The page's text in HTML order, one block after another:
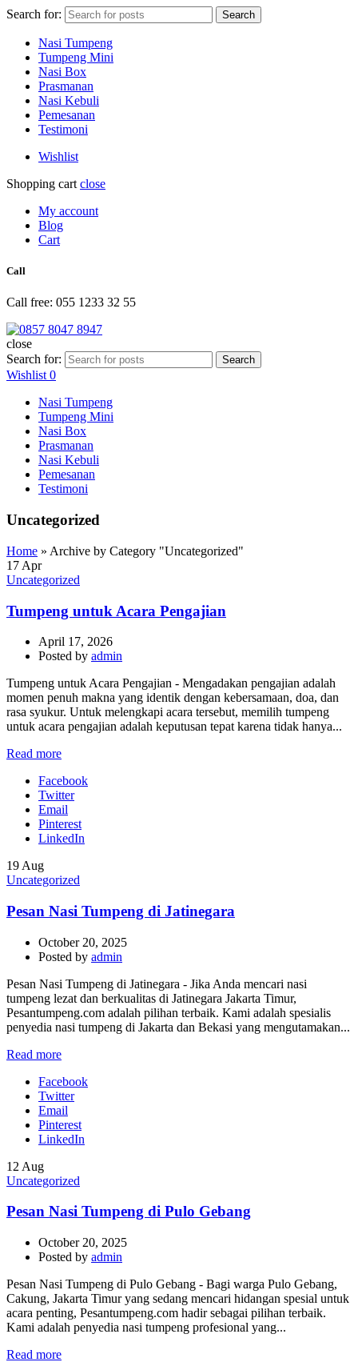
Search for: Search
Nasi Tumpeng
Tumpeng Mini
Nasi Box
Prasmanan
Nasi Kebuli
Pemesanan
Testimoni
Wishlist
Shopping cart close
My account
Blog
Cart
Call
Call free: 055 1233 32 55
close
Search for:
Search
Wishlist 0
Nasi Tumpeng
Tumpeng Mini
Nasi Box
Prasmanan
Nasi Kebuli
Pemesanan
Testimoni
Uncategorized
Home » Archive by Category "Uncategorized"
17 Apr
Uncategorized
Tumpeng untuk Acara Pengajian
April 17, 2026
Posted by admin
Tumpeng untuk Acara Pengajian - Mengadakan pengajian adalah
momen penuh makna yang identik dengan kebersamaan, doa, dan
rasa syukur. Untuk melengkapi acara tersebut, memilih tumpeng
untuk acara pengajian adalah keputusan tepat karena tidak hanya...
Read more
Facebook
Twitter
Email
Pinterest
LinkedIn
19 Aug
Uncategorized
Pesan Nasi Tumpeng di Jatinegara
October 20, 2025
Posted by admin
Pesan Nasi Tumpeng di Jatinegara - Jika Anda mencari nasi
tumpeng lezat dan berkualitas di Jatinegara Jakarta Timur,
Pesantumpeng.com adalah pilihan terbaik. Kami adalah spesialis
penyedia nasi tumpeng di Jakarta dan Bekasi yang mengutamakan...
Read more
Facebook
Twitter
Email
Pinterest
LinkedIn
12 Aug
Uncategorized
Pesan Nasi Tumpeng di Pulo Gebang
October 20, 2025
Posted by admin
Pesan Nasi Tumpeng di Pulo Gebang - Bagi warga Pulo Gebang,
Cakung, Jakarta Timur yang sedang mencari hidangan spesial untuk
acara penting, Pesantumpeng.com hadir sebagai pilihan terbaik.
Kami adalah penyedia nasi tumpeng profesional yang...
Read more